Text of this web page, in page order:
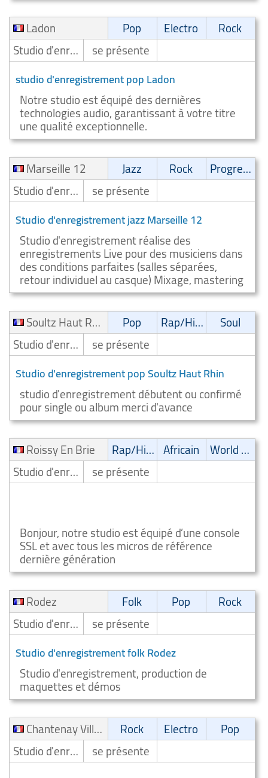
Ladon
Pop Electro
Rock
Studio d'enregistrement
se présente
studio d'enregistrement pop Ladon
Notre studio est équipé des dernières
technologies audio, garantissant à votre titre
une qualité exceptionnelle.
Marseille 12
Jazz Rock
Progressive
Studio d'enregistrement
se présente
Studio d'enregistrement jazz Marseille 12
Studio d'enregistrement réalise des
enregistrements Live pour des musiciens dans
des conditions parfaites (salles séparées,
retour individuel au casque) Mixage, mastering
Soultz Haut Rhin
Pop Rap/Hip-Hop/RnB
Soul
Studio d'enregistrement
se présente
Studio d'enregistrement pop Soultz Haut Rhin
studio d'enregistrement débutent ou confirmé
pour single ou album merci d'avance
Roissy En Brie
Rap/Hip-Hop/RnB Africain
World Music
Studio d'enregistrement
se présente
Bonjour, notre studio est équipé d’une console
SSL et avec tous les micros de référence
dernière génération
Rodez
Folk Pop
Rock
Studio d'enregistrement
se présente
Studio d'enregistrement folk Rodez
Studio d'enregistrement, production de
maquettes et démos
Chantenay Villedieu
Rock Electro
Pop
Studio d'enregistrement
se présente